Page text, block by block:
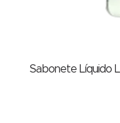
Sabonete Líquido